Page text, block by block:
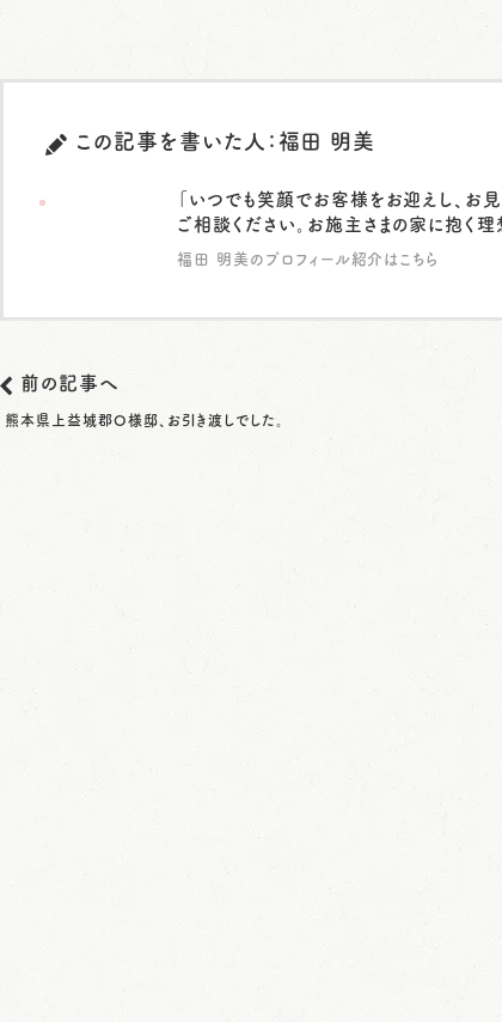
この記事を書いた人：福田 明美
「いつでも笑顔でお客様をお迎えし、お
ご相談ください。お施主さまの家に抱く
福田 明美のプロフィール紹介はこちら
前の記事へ
熊本県上益城郡O様邸、お引き渡しでした。